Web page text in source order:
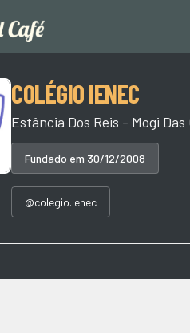
COLÉGIO IENEC
Estância Dos Reis - Mogi
Fundado em 30/12/2008
@colegio.ienec